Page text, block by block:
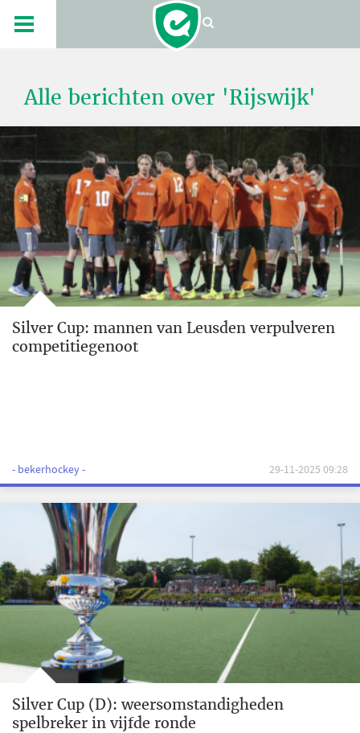
Alle berichten over 'Rijswijk'
Silver Cup: mannen van Leusden verpulveren
competitiegenoot
- bekerhockey - 29-11-2025 09:28
Silver Cup (D): weersomstandigheden
spelbreker in vijfde ronde